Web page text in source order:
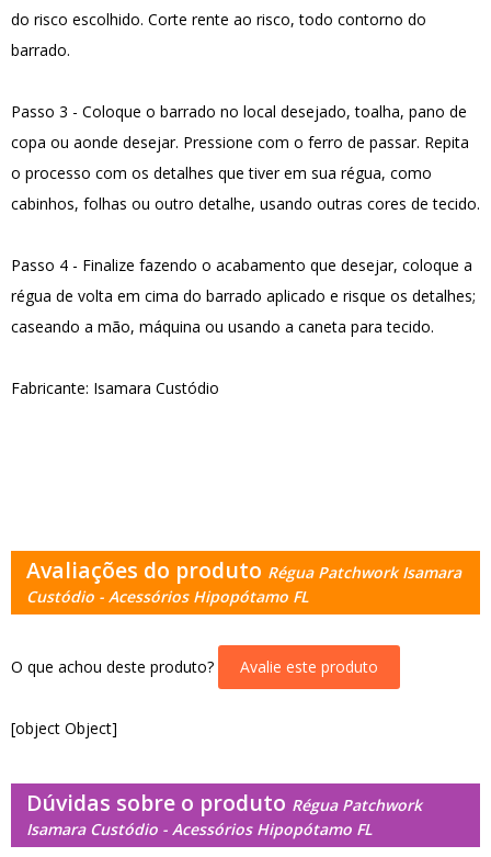
do risco escolhido. Corte rente ao risco, todo contorno do
barrado.
Passo 3 - Coloque o barrado no local desejado, toalha, pano de
copa ou aonde desejar. Pressione com o ferro de passar. Repita
o processo com os detalhes que tiver em sua régua, como
cabinhos, folhas ou outro detalhe, usando outras cores de tecido.
Passo 4 - Finalize fazendo o acabamento que desejar, coloque a
régua de volta em cima do barrado aplicado e risque os detalhes;
caseando a mão, máquina ou usando a caneta para tecido.
Fabricante: Isamara Custódio
Avaliações do produto Régua Patchwork Isamara
Custódio - Acessórios Hipopótamo FL
O que achou deste produto? Avalie este produto
[object Object]
Dúvidas sobre o produto Régua Patchwork
Isamara Custódio - Acessórios Hipopótamo FL